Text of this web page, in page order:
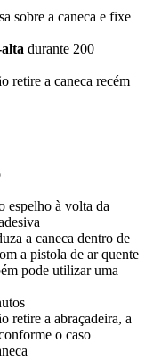
sobre a caneca e fixe
alta durante 200
retire a caneca recém
espelho à volta da
a caneca dentro de
a pistola de ar quente
pode utilizar uma
retire a abraçadeira, a
o caso